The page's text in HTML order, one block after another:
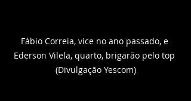
Fábio Correia, vice no ano passado, e
Ederson Vilela, quarto, brigarão pelo top
(Divulgação Yescom)